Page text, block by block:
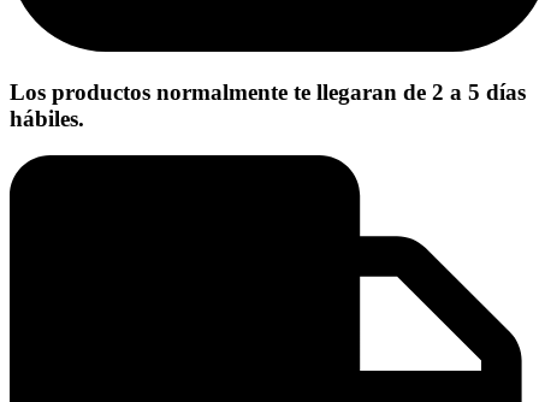
Los productos normalmente te llegaran de 2 a 5 días
hábiles.